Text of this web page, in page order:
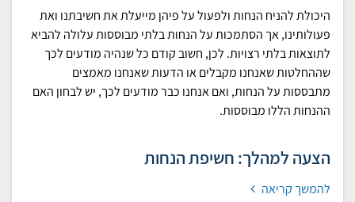
היכולת להניח הנחות ולפעול על פיהן מייעלת את חשיבתנו ואת
פעולותינו, אך הסתמכות על הנחות בלתי מבוססות עלולה להביא
לתוצאות בלתי רצויות. לכן, חשוב קודם כל שנהיה מודעים לכך
שההחלטות שאנחנו מקבלים או הדעות שאנחנו מאמצים
מתבססות על הנחות, ואם אנחנו כבר מודעים לכך, יש לבחון האם
ההנחות הללו מבוססות.
הצעה למהלך: חשיפת הנחות
להמשך קריאה